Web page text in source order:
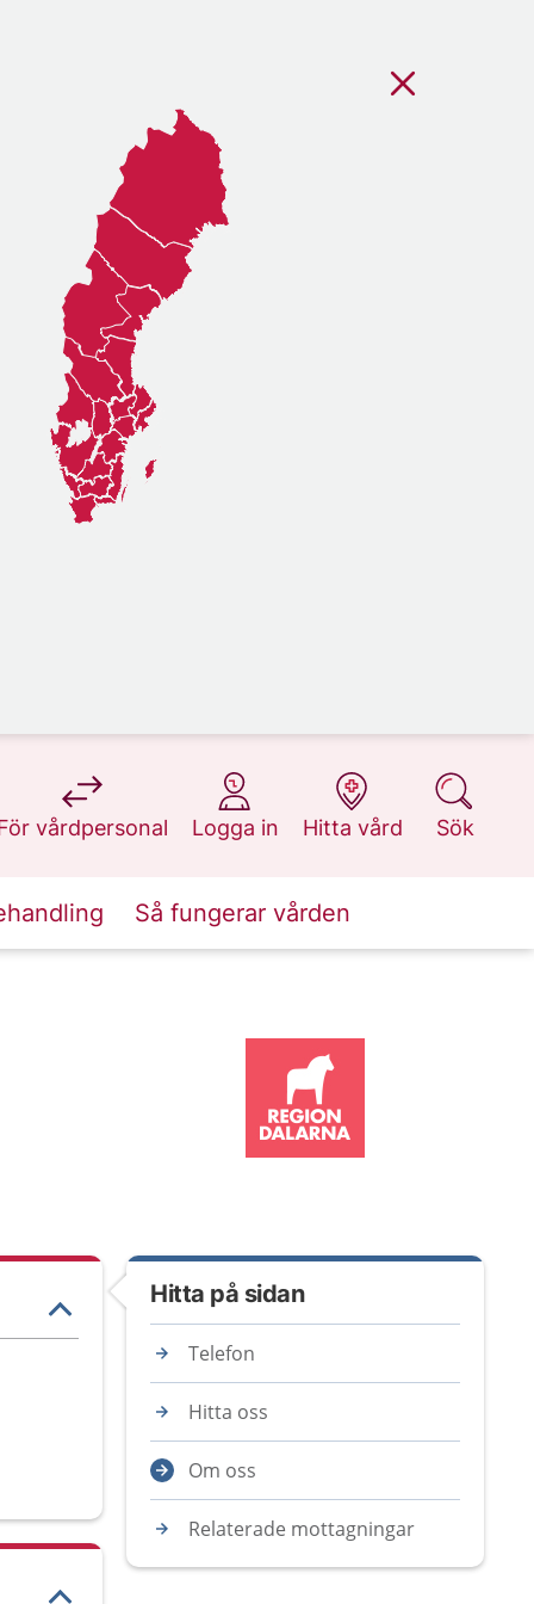
vårdpersonal
på 1177.se
Logga in
på 1177.se
Hitta vård
på 1177.se
Sök
på 1177.se
Så fungerar vården
Hitta på sidan
Telefon
Hitta oss
Om oss
Relaterade mottagningar